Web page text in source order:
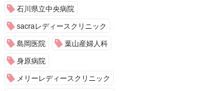
石川県立中央病院
sacraレディースクリニック
島岡医院 葉山産婦人科
身原病院
メリーレディースクリニック